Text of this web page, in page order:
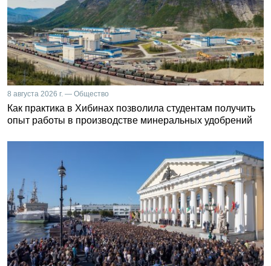
8 августа 2026 г. — Общество
Как практика в Хибинах позволила студентам получить
опыт работы в производстве минеральных удобрений